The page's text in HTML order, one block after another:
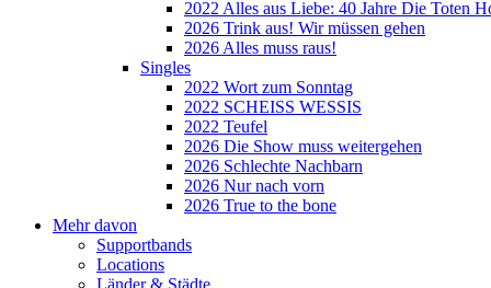
2022 Alles aus Liebe: 40 Jahre Die Toten
2026 Trink aus! Wir müssen gehen
2026 Alles muss raus!
Singles
2022 Wort zum Sonntag
2022 SCHEISS WESSIS
2022 Teufel
2026 Die Show muss weitergehen
2026 Schlechte Nachbarn
2026 Nur nach vorn
2026 True to the bone
Mehr davon
Supportbands
Locations
Länder & Städte